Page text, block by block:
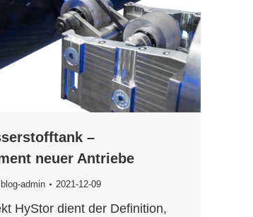
–
neuer Antriebe
blog-admin 2021-12-09
HyStor dient der Definition,